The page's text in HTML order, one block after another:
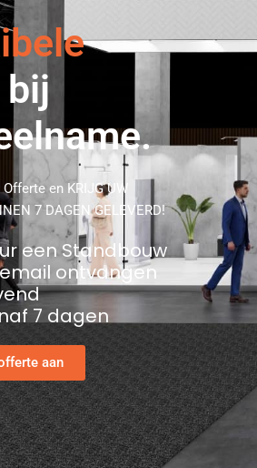
en KRIJG UW
7 DAGEN GELEVERD!
een Standbouw
ontvangen
7 dagen
aan